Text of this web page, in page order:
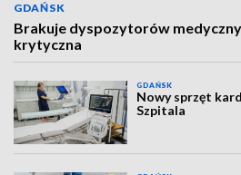
GDAŃSK
Brakuje dyspozytorów
krytyczna
GDAŃSK
Nowy sprzęt
Szpitala